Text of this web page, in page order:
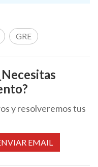
GRE
y resolveremos tus
EMAIL